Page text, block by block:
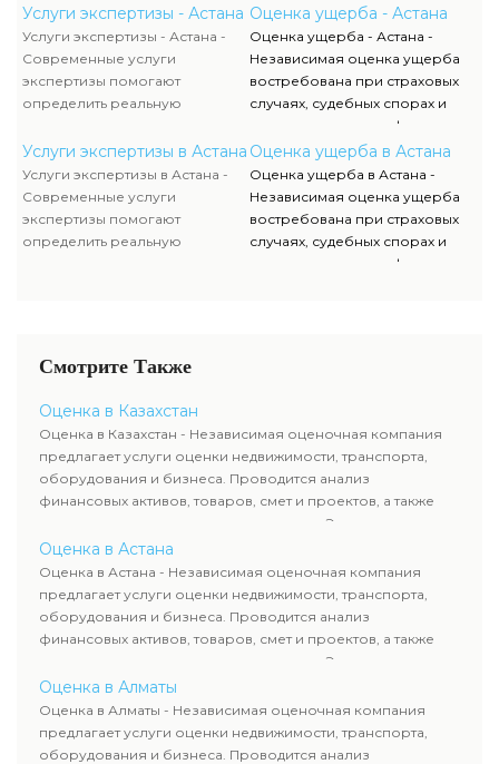
минимизировать финансовые
риски. Профессиональная
экспертиза охватывает такие
направления, как бизнес,
товары, смета, животные и
Объективная оценка
обеспечивает юридическую
Услуги экспертизы - Астана
Услуги экспертизы - Астана -
Современные услуги
экспертизы помогают
определить реальную
минимизировать финансовые
риски. Профессиональная
экспертиза охватывает такие
направления, как бизнес,
товары, смета, животные и
Услуги экспертизы в Астана
Услуги экспертизы в Астана -
Современные услуги
экспертизы помогают
определить реальную
товары, смета, животные и
Объективная оценка
обеспечивает юридическую
прозрачность и финансовую
выгоду для клиентов.
Специалисты определяют
размер потерь в сферах
недвижимость, транспорт,
оборудование и
недропользование.
Экспертное заключение
помогает получить
компенсацию и подтвердить
материального вреда.
Оценка ущерба - Астана
Оценка ущерба - Астана -
Независимая оценка ущерба
востребована при страховых
случаях, судебных спорах и
имущественных конфликтах.
Специалисты определяют
размер потерь в сферах
недвижимость, транспорт,
оборудование и
недропользование.
Экспертное заключение
Оценка ущерба в Астана
Оценка ущерба в Астана -
Независимая оценка ущерба
востребована при страховых
случаях, судебных спорах и
имущественных конфликтах.
компенсацию и подтвердить
размер причиненного
материального вреда.
Смотрите Также
Оценка в Казахстан
Оценка в Казахстан - Независимая оценочная компания
предлагает услуги оценки недвижимости, транспорта,
оборудования и бизнеса. Проводится анализ
финансовых активов, товаров, смет и проектов, а также
оценка животных и недропользования. Эксперты
определяют рыночную стоимость имущества и
рассчитывают ущерб. Все отчеты соответствуют
требованиям законодательства и используются для
сделок, кредитования и судебных процессов.
Оценка в Астана
Оценка в Астана - Независимая оценочная компания
предлагает услуги оценки недвижимости, транспорта,
оборудования и бизнеса. Проводится анализ
финансовых активов, товаров, смет и проектов, а также
оценка животных и недропользования. Эксперты
определяют рыночную стоимость имущества и
рассчитывают ущерб. Все отчеты соответствуют
требованиям законодательства и используются для
сделок, кредитования и судебных процессов.
Оценка в Алматы
Оценка в Алматы - Независимая оценочная компания
предлагает услуги оценки недвижимости, транспорта,
оборудования и бизнеса. Проводится анализ